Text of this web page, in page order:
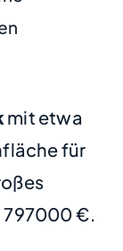
mit etwa
für
797000 €.